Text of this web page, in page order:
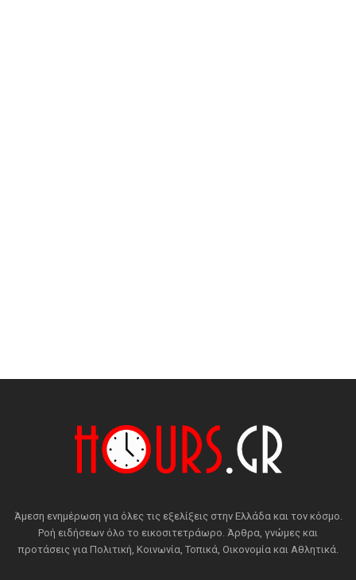
Άμεση ενημέρωση για όλες τις εξελίξεις στην Ελλάδα και τον κόσμο.
Ροή ειδήσεων όλο το εικοσιτετράωρο. Άρθρα, γνώμες και
προτάσεις για Πολιτική, Κοινωνία, Τοπικά, Οικονομία και Αθλητικά.